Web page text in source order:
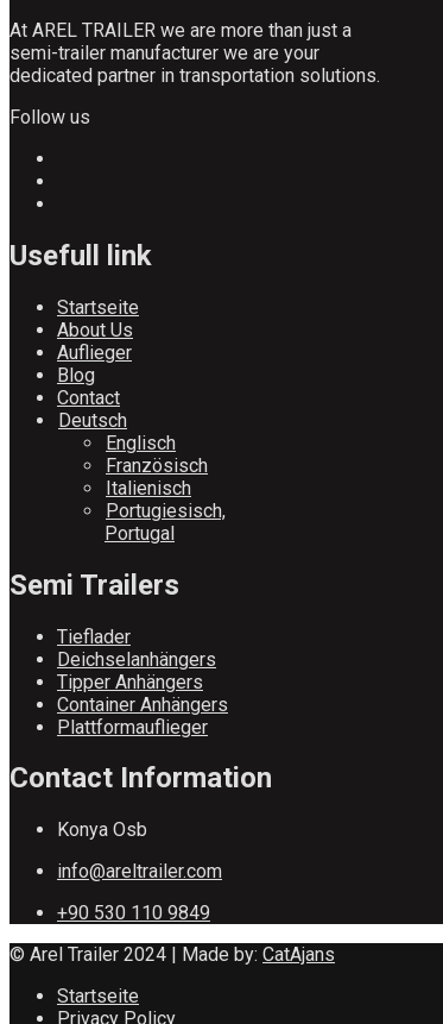
At AREL TRAILER we are more than just a
semi-trailer manufacturer we are your
dedicated partner in transportation solutions.
Follow us
Usefull link
Startseite
About Us
Auflieger
Blog
Contact
Deutsch
Englisch
Französisch
Italienisch
Portugiesisch,
Portugal
Semi Trailers
Tieflader
Deichselanhängers
Tipper Anhängers
Container Anhängers
Plattformauflieger
Contact Information
Konya Osb
info@areltrailer.com
+90 530 110 9849
© Arel Trailer 2024 | Made by: CatAjans
Startseite
Privacy Policy